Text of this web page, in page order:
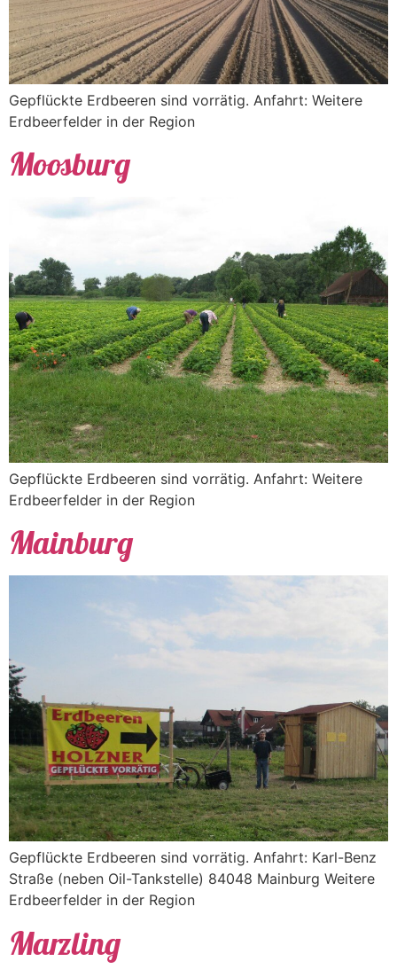
Gepflückte Erdbeeren sind vorrätig. Anfahrt: Weitere
Erdbeerfelder in der Region
Moosburg
Gepflückte Erdbeeren sind vorrätig. Anfahrt: Weitere
Erdbeerfelder in der Region
Mainburg
Gepflückte Erdbeeren sind vorrätig. Anfahrt: Karl-Benz
Straße (neben Oil-Tankstelle) 84048 Mainburg Weitere
Erdbeerfelder in der Region
Marzling